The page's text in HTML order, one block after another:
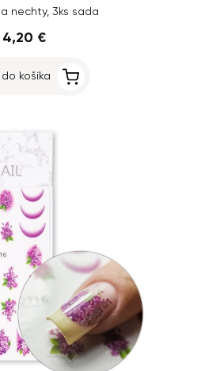
nechty, 3ks sada
4,20 €
košíka